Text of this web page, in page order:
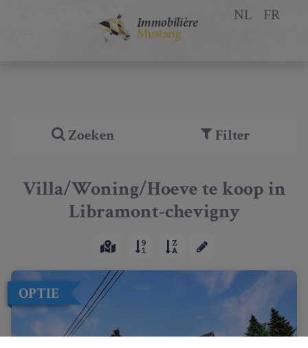
NL FR
Zoeken Filter
Villa/Woning/Hoeve te koop in
Libramont-chevigny
OPTIE